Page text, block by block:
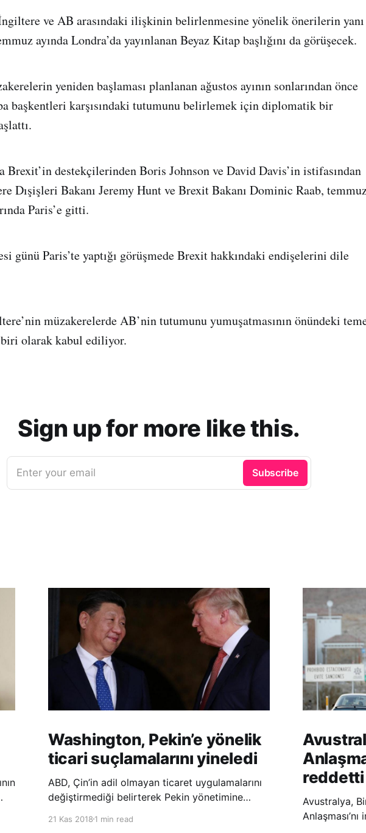
ve AB arasındaki ilişkinin belirlenmesine yönelik önerilerin yanı
ayında Londra’da yayınlanan Beyaz Kitap başlığını da görüşecek.
yeniden başlaması planlanan ağustos ayının sonlarından önce
başkentleri karşısındaki tutumunu belirlemek için diplomatik bir
Brexit’in destekçilerinden Boris Johnson ve David Davis’in istifasından
Dışişleri Bakanı Jeremy Hunt ve Brexit Bakanı Dominic Raab,
Paris’e gitti.
günü Paris’te yaptığı görüşmede Brexit hakkındaki endişelerini dile
müzakerelerde AB’nin tutumunu yumuşatmasının önündeki
olarak kabul ediliyor.
Sign up for more like this.
Enter your email Subscribe
Washington, Pekin’e yönelik
ticari suçlamalarını yineledi
ABD, Çin’in adil olmayan ticaret uygulamalarını
değiştirmediği belirterek Pekin yönetimine
Temsilciliği’nin Çin’in fikri mülkiyet ve teknoloji
21 Kas 20181 min read
reddetti
Avustralya,